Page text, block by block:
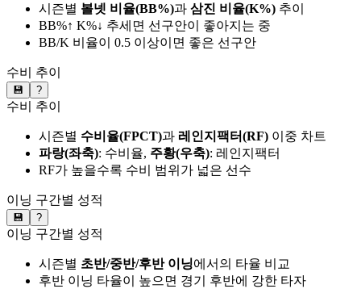
시즌별 볼넷 비율(BB%)과 삼진 비율(K%) 추이
BB%↑ K%↓ 추세면 선구안이 좋아지는 중
BB/K 비율이 0.5 이상이면 좋은 선구안
수비 추이
💾 ?
수비 추이
시즌별 수비율(FPCT)과 레인지팩터(RF) 이중 차트
파랑(좌축): 수비율, 주황(우축): 레인지팩터
RF가 높을수록 수비 범위가 넓은 선수
이닝 구간별 성적
💾 ?
이닝 구간별 성적
시즌별 초반/중반/후반 이닝에서의 타율 비교
후반 이닝 타율이 높으면 경기 후반에 강한 타자